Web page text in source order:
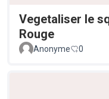
Vegetaliser le
Rouge
Anonyme 0